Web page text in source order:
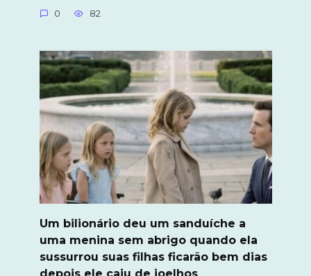
0 82
Um bilionário deu um sanduíche a
uma menina sem abrigo quando ela
sussurrou suas filhas ficarão bem dias
depois ele caiu de joelhos